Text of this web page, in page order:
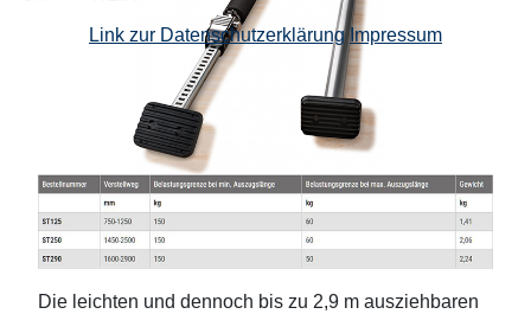
Die leichten und dennoch bis zu 2,9 m ausziehbaren
Link zur Datenschutzerklärung Impressum